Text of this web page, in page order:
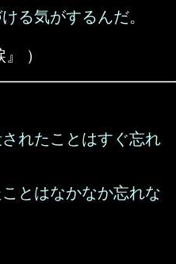
る気がするんだ。
）
されたことはすぐ忘れ
とはなかなか忘れな